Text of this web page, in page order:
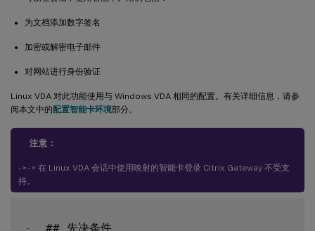
为文档添加数字签名
加密或解密电子邮件
对网站进行身份验证
Linux VDA 对此功能使用与 Windows VDA 相同的配置。有关详细信息，请参
阅本文中的配置智能卡环境部分。
注意：
- > - > 在 Linux VDA 会话中使用映射的智能卡登录 Citrix Gateway 不受支
持。
-
  ## 先决条件